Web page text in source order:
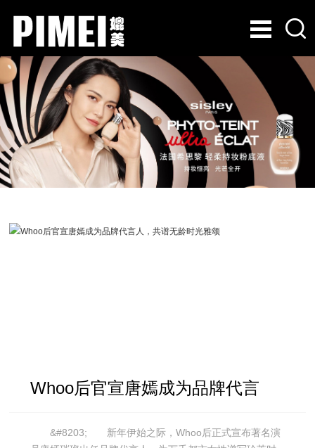
Whoo后官宣唐嫣成为品牌代言
人，共谱无龄时光雅颂
&#8203; 新年伊始之际，Whoo后正式宣布著名演